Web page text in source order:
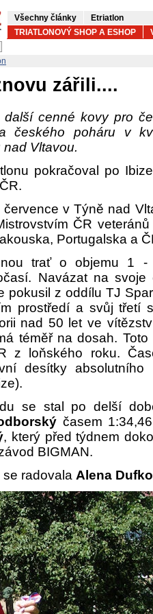
Všechny články
Etriatlon
TRIATLONOVÝ SHOP A ESHOP
zářili....
cenné kovy pro
českého poháru v
Vltavou.
pokračoval po
v Týně nad
ČR
Portugalska a
trať o objemu
Navázat na
pokusil z oddílu TJ
prostředí a svůj třetí
nad 50 let ve
téměř na dosah.
z loňského roku.
desítky
se stal po delší
časem
, který před týdnem
BIGMAN.
radovala Alena